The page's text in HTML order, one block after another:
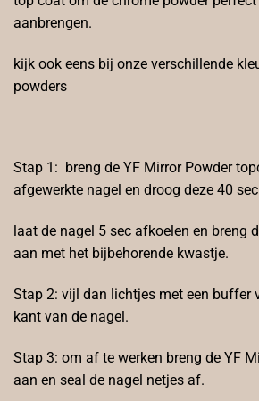
aanbrengen.
kijk ook eens bij onze verschillende
powders
Stap 1: breng de YF Mirror Powder
afgewerkte nagel en droog deze 40
laat de nagel 5 sec afkoelen en breng
aan met het bijbehorende kwastje.
Stap 2: vijl dan lichtjes met een buffer
kant van de nagel.
Stap 3: om af te werken breng de YF
aan en seal de nagel netjes af.